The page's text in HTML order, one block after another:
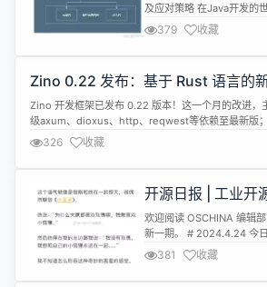
及应对策略 在Java开发的
各种异常打交道，其中
OOM（
OOM异常是导致JVM报错
Java开发者来说至关重要，
化技术，我们可以降低
379 收藏
Zino 0.22 发布：基于 Rust 语言的
开发框架
Zino 开发框架已发布 0.22 版本！这一个月的改进，
级axum、dioxus、http、reqwest等依赖至最新版
集成； 在追踪中记录request-id，并添加对sentry
jwt、i18n等改为可选feature，优化编译时间。
326 收藏
开源日报 | 工业开
姐姐，你要和我一
果AI遥遥落后？
欢迎阅读 OSCHINA 编辑
新一期。 # 2024.4.24 今
—— OGG 1.0 发布，华为
OpenGeometry Group
联盟 (英文译名为“Digital
381 收藏